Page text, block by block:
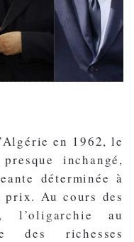
en 1962, le
inchangé,
déterminée à
Au cours des
l’oligarchie au
des richesses